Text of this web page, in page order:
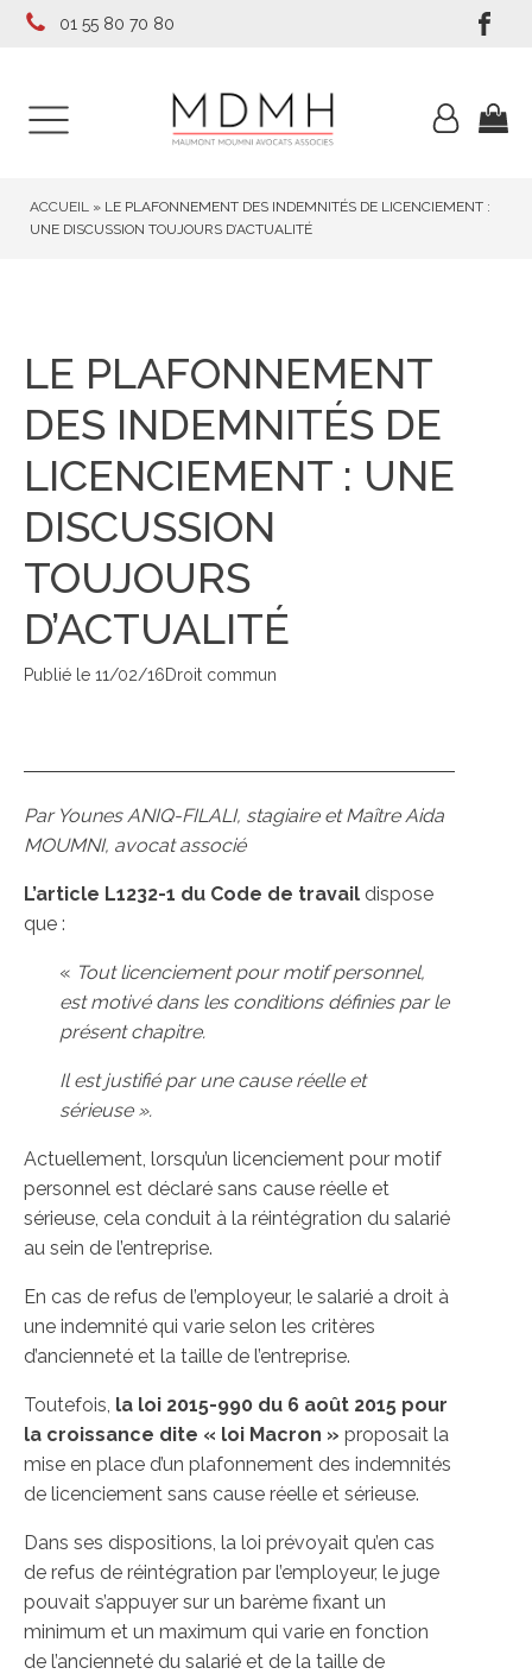
01 55 80 70 80
ACCUEIL » LE PLAFONNEMENT DES INDEMNITÉS DE LICENCIEMENT :
UNE DISCUSSION TOUJOURS D’ACTUALITÉ
LE PLAFONNEMENT
DES INDEMNITÉS DE
LICENCIEMENT : UNE
DISCUSSION
TOUJOURS
D’ACTUALITÉ
Publié le 11/02/16Droit commun
Par Younes ANIQ-FILALI, stagiaire et Maître Aida
MOUMNI, avocat associé
L’article L1232-1 du Code de travail dispose
que :
« Tout licenciement pour motif personnel,
est motivé dans les conditions définies par le
présent chapitre.
Il est justifié par une cause réelle et
sérieuse ».
Actuellement, lorsqu’un licenciement pour motif
personnel est déclaré sans cause réelle et
sérieuse, cela conduit à la réintégration du salarié
au sein de l’entreprise.
En cas de refus de l’employeur, le salarié a droit à
une indemnité qui varie selon les critères
d’ancienneté et la taille de l’entreprise.
Toutefois, la loi 2015-990 du 6 août 2015 pour
la croissance dite « loi Macron » proposait la
mise en place d’un plafonnement des indemnités
de licenciement sans cause réelle et sérieuse.
Dans ses dispositions, la loi prévoyait qu’en cas
de refus de réintégration par l’employeur, le juge
pouvait s’appuyer sur un barème fixant un
minimum et un maximum qui varie en fonction
de l’ancienneté du salarié et de la taille de